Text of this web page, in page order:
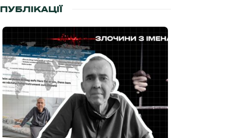
ПУБЛІКАЦІЇ